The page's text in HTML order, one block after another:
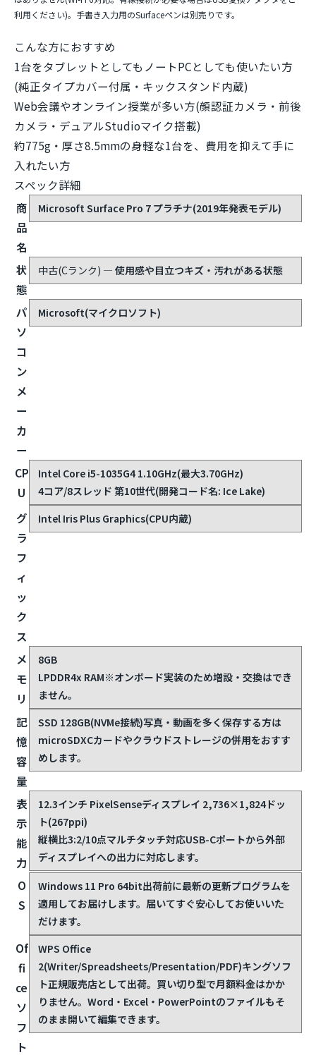
利用ください)。手書き入力用のSurfaceペンは別売りです。
こんな方におすすめ
1台をタブレットとしてもノートPCとしても使いたい方
(純正タイプカバー付属・キックスタンド内蔵)
Web会議やオンライン授業が多い方(顔認証カメラ・前後
カメラ・デュアルStudioマイク搭載)
約775g・厚さ8.5mmの身軽な1台を、費用を抑えて手に
入れたい方
スペック詳細
商
品
名
Microsoft Surface Pro 7 プラチナ(2019年発表モデル)
状
態
中古(Cランク) — 使用感や目立つキズ・汚れがある状態
パ
ソ
コ
ン
メ
ー
カ
ー
Microsoft(マイクロソフト)
CP
U
Intel Core i5-1035G4 1.10GHz(最大3.70GHz)
4コア/8スレッド 第10世代(開発コード名: Ice Lake)
グ
ラ
フ
ィ
ッ
ク
ス
Intel Iris Plus Graphics(CPU内蔵)
メ
モ
リ
8GB
LPDDR4x RAM※オンボード実装のため増設・交換はでき
ません。
記
憶
容
量
SSD 128GB(NVMe接続)写真・動画を多く保存する方は
microSDXCカードやクラウドストレージの併用をおすす
めします。
表
示
能
力
12.3インチ PixelSenseディスプレイ 2,736×1,824ドッ
ト(267ppi)
縦横比3:2/10点マルチタッチ対応USB-Cポートから外部
ディスプレイへの出力に対応します。
O
S
Windows 11 Pro 64bit出荷前に最新の更新プログラムを
適用してお届けします。届いてすぐ安心してお使いいた
だけます。
Of
fi
ce
ソ
フ
ト
WPS Office
2(Writer/Spreadsheets/Presentation/PDF)キングソフ
ト正規販売店として出荷。買い切り型で月額料金はかか
りません。Word・Excel・PowerPointのファイルもそ
のまま開いて編集できます。